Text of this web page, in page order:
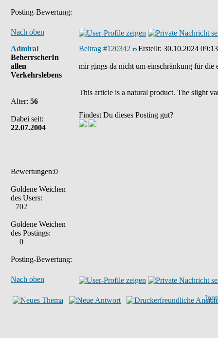
Posting-Bewertung:
Nach oben
Admiral
BeherrscherIn
allen
Verkehrslebens
Alter: 56
Dabei seit:
22.07.2004
Bewertungen:0
Goldene Weichen
des Users:
702
Goldene Weichen
des Postings:
0
Posting-Bewertung:
Beitrag #120342 Erstellt: 30.10.2024 09:13
mir gings da nicht um einschränkung für die
This article is a natural product. The slight
Findest Du dieses Posting gut?
Nach oben